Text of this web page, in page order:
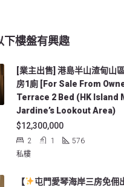
下樓盤有興趣
[業主出售] 港島半山渣甸山
房1廁 [For Sale From
Terrace 2 Bed (HK Island
Jardine’s Lookout Area)
$12,300,000
2 1
576
私樓
【 屯門愛琴海岸三房免佣